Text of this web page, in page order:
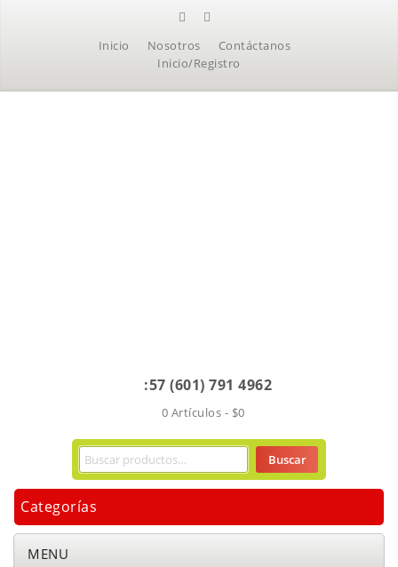
Inicio Nosotros
Contáctanos
Inicio/Registro
:57 (601) 791 4962
0 Artículos - $0
Buscar
Categorías
MENU